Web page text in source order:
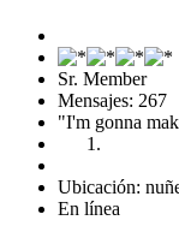
Sr. Member
Mensajes: 267
"I'm gonna
Ubicación:
En línea